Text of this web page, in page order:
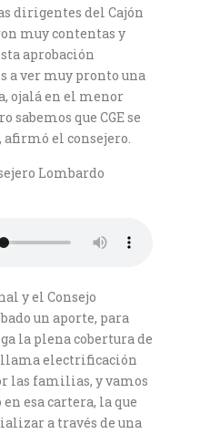
dirigentes del Cajón
muy contentas y
aprobación
a ver muy pronto una
ojalá en el menor
sabemos que CGE se
afirmó el consejero.
Lombardo
y el Consejo
un aporte, para
la plena cobertura de
llama electrificación
las familias, y vamos
esa cartera, la que
a través de una